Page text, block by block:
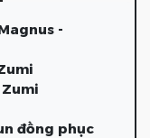
-
đồng phục